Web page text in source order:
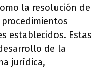
la resolución de
establecidos. Estas
de la
jurídica,